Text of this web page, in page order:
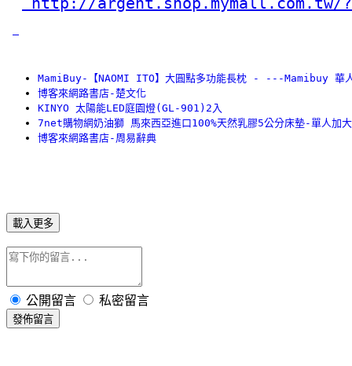
MamiBuy-【NAOMI ITO】大圓點多功能長枕 - ---Mamibuy 華
博客來網路書店-楚文化
KINYO 太陽能LED庭園燈(GL-901)2入
7net購物網奶油獅 馬來西亞進口100%天然乳膠5公分床墊-單人加
博客來網路書店-周易辭典
載入更多
公開留言 私密留言
發佈留言